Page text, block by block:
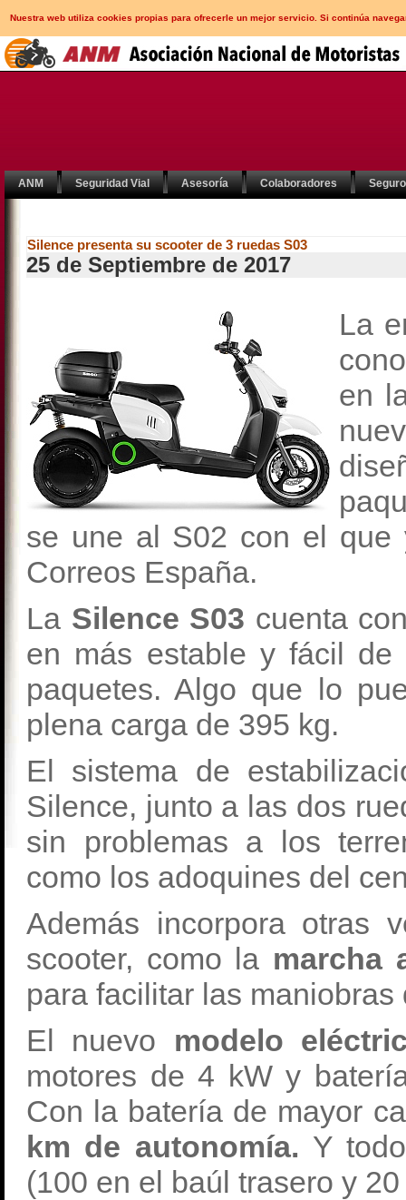
Nuestra web utiliza cookies propias para ofrecerle un mejor servicio. Si continúa
ANM Seguridad Vial Asesoría Colaboradores
Silence presenta su scooter de 3 ruedas S03
25 de Septiembre de 2017
La
en
se une al S02 con el que
Correos España.
La Silence S03 cuenta
en más estable y fácil
paquetes. Algo que lo
plena carga de 395 kg.
El sistema de
Silence, junto a las dos
sin problemas a los
como los adoquines del
Además incorpora otras
scooter, como la marcha
para facilitar las
El nuevo modelo
motores de 4 kW y
Con la batería de mayor
km de autonomía. Y
(100 en el baúl trasero y